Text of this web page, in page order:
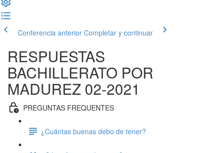
Conferencia anterior Completar y continuar
RESPUESTAS
BACHILLERATO POR
MADUREZ 02-2021
PREGUNTAS FREQUENTES
¿Cuántas buenas debo de tener?